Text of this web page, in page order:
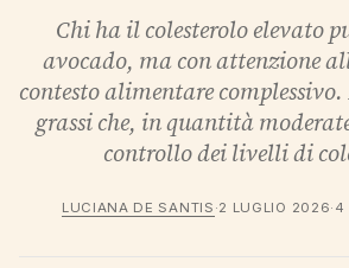
Chi ha il colesterolo elevato
avocado, ma con attenzione
contesto alimentare
grassi che, in quantità
controllo dei livelli di
LUCIANA DE SANTIS ·2 LUGLIO 2026· 4